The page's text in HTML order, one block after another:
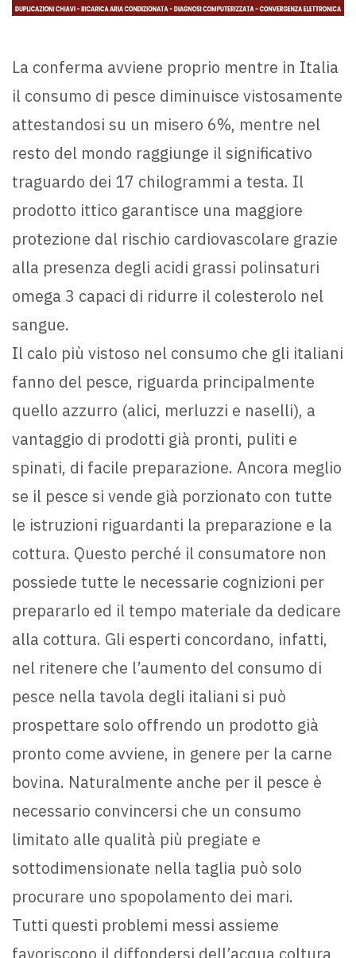
La conferma avviene proprio mentre in Italia
il consumo di pesce diminuisce vistosamente
attestandosi su un misero 6%, mentre nel
resto del mondo raggiunge il significativo
traguardo dei 17 chilogrammi a testa. Il
prodotto ittico garantisce una maggiore
protezione dal rischio cardiovascolare grazie
alla presenza degli acidi grassi polinsaturi
omega 3 capaci di ridurre il colesterolo nel
sangue.
Il calo più vistoso nel consumo che gli italiani
fanno del pesce, riguarda principalmente
quello azzurro (alici, merluzzi e naselli), a
vantaggio di prodotti già pronti, puliti e
spinati, di facile preparazione. Ancora meglio
se il pesce si vende già porzionato con tutte
le istruzioni riguardanti la preparazione e la
cottura. Questo perché il consumatore non
possiede tutte le necessarie cognizioni per
prepararlo ed il tempo materiale da dedicare
alla cottura. Gli esperti concordano, infatti,
nel ritenere che l’aumento del consumo di
pesce nella tavola degli italiani si può
prospettare solo offrendo un prodotto già
pronto come avviene, in genere per la carne
bovina. Naturalmente anche per il pesce è
necessario convincersi che un consumo
limitato alle qualità più pregiate e
sottodimensionate nella taglia può solo
procurare uno spopolamento dei mari.
Tutti questi problemi messi assieme
favoriscono il diffondersi dell’acqua coltura,